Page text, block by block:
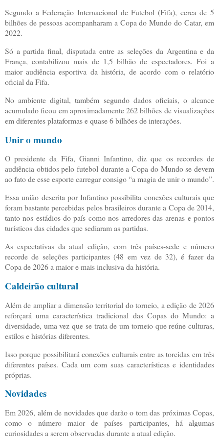
Segundo a Federação Internacional de Futebol (Fifa), cerca de 5
bilhões de pessoas acompanharam a Copa do Mundo do Catar, em
2022.
Só a partida final, disputada entre as seleções da Argentina e da
França, contabilizou mais de 1,5 bilhão de espectadores. Foi a
maior audiência esportiva da história, de acordo com o relatório
oficial da Fifa.
No ambiente digital, também segundo dados oficiais, o alcance
acumulado ficou em aproximadamente 262 bilhões de visualizações
em diferentes plataformas e quase 6 bilhões de interações.
Unir o mundo
O presidente da Fifa, Gianni Infantino, diz que os recordes de
audiência obtidos pelo futebol durante a Copa do Mundo se devem
ao fato de esse esporte carregar consigo “a magia de unir o mundo”.
Essa união descrita por Infantino possibilita conexões culturais que
foram bastante percebidas pelos brasileiros durante a Copa de 2014,
tanto nos estádios do país como nos arredores das arenas e pontos
turísticos das cidades que sediaram as partidas.
As expectativas da atual edição, com três países-sede e número
recorde de seleções participantes (48 em vez de 32), é fazer da
Copa de 2026 a maior e mais inclusiva da história.
Caldeirão cultural
Além de ampliar a dimensão territorial do torneio, a edição de 2026
reforçará uma característica tradicional das Copas do Mundo: a
diversidade, uma vez que se trata de um torneio que reúne culturas,
estilos e histórias diferentes.
Isso porque possibilitará conexões culturais entre as torcidas em três
diferentes países. Cada um com suas características e identidades
próprias.
Novidades
Em 2026, além de novidades que darão o tom das próximas Copas,
como o número maior de países participantes, há algumas
curiosidades a serem observadas durante a atual edição.